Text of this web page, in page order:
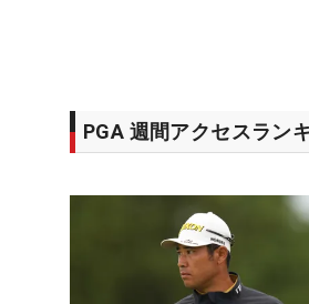
PGA 週間アクセスラン